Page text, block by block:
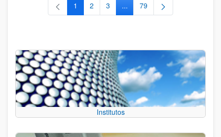
Página
1 Página
2 Página
3 ...Páginas intermedias Use TAB
Página
79
Institutos